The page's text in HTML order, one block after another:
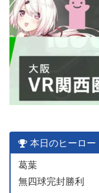
本日のヒーロー
葛葉
無四球完封勝利